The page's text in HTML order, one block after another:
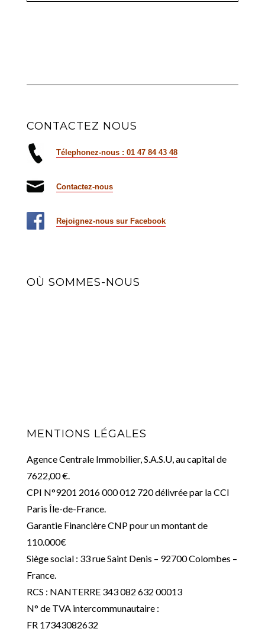
CONTACTEZ NOUS
Télephonez-nous : 01 47 84 43 48
Contactez-nous
Rejoignez-nous sur Facebook
OÙ SOMMES-NOUS
MENTIONS LÉGALES
Agence Centrale Immobilier, S.A.S.U, au capital de
7622,00 €.
CPI N°9201 2016 000 012 720 délivrée par la CCI
Paris Île-de-France.
Garantie Financière CNP pour un montant de
110.000€
Siège social : 33 rue Saint Denis – 92700 Colombes –
France.
RCS : NANTERRE 343 082 632 00013
N° de TVA intercommunautaire :
FR 17343082632